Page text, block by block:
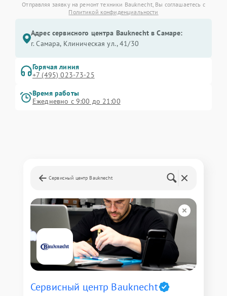
Отправляя заявку на ремонт техники Bauknecht, Вы соглашаетесь с
Политикой конфиденциальности
Адрес сервисного центра Bauknecht в Самаре:
г. Самара, Клиническая ул., 41/30
Горячая линия
+7 (495) 023-73-25
Время работы
Ежедневно с 9:00 до 21:00
Сервисный центр Bauknecht
Сервисный центр Bauknecht